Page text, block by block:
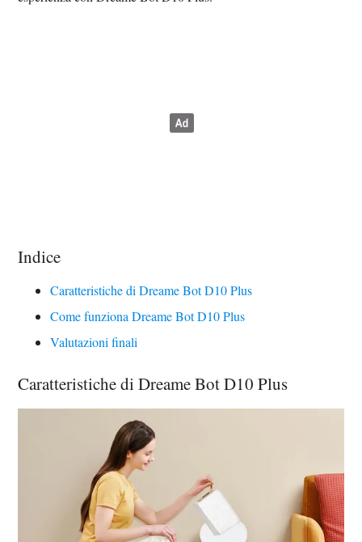
Indice
Caratteristiche di Dreame Bot D10 Plus
Come funziona Dreame Bot D10 Plus
Valutazioni finali
Caratteristiche di Dreame Bot D10 Plus